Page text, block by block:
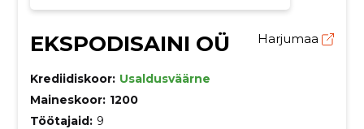
EKSPODISAINI OÜ Harjumaa
Krediidiskoor: Usaldusväärne
Maineskoor: 1200
Töötajaid: 9